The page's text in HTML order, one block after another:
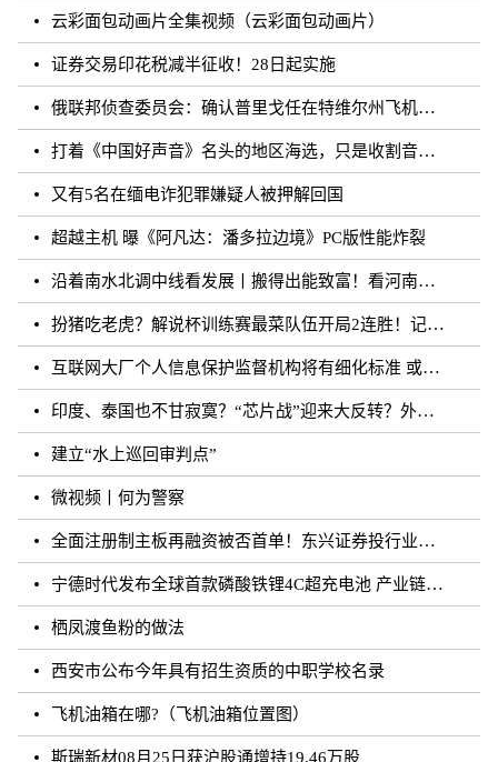
云彩面包动画片全集视频（云彩面包动画片）
证券交易印花税减半征收！28日起实施
俄联邦侦查委员会：确认普里戈任在特维尔州飞机失事事件中遇难
打着《中国好声音》名头的地区海选，只是收割音乐梦想的圈钱游戏？
又有5名在缅电诈犯罪嫌疑人被押解回国
超越主机 曝《阿凡达：潘多拉边境》PC版性能炸裂
沿着南水北调中线看发展丨搬得出能致富！看河南各地“移民村”如何变身“宜民村”
扮猪吃老虎？解说杯训练赛最菜队伍开局2连胜！记得躺枪
互联网大厂个人信息保护监督机构将有细化标准 或须六个月内完成组建
印度、泰国也不甘寂寞？“芯片战”迎来大反转？外媒：风云再起
建立“水上巡回审判点”
微视频丨何为警察
全面注册制主板再融资被否首单！东兴证券投行业务再遭打击
宁德时代发布全球首款磷酸铁锂4C超充电池 产业链上市公司相继规划和布局
栖凤渡鱼粉的做法
西安市公布今年具有招生资质的中职学校名录
飞机油箱在哪?（飞机油箱位置图）
斯瑞新材08月25日获沪股通增持19.46万股